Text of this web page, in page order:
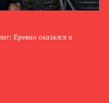
Ереван оказался в